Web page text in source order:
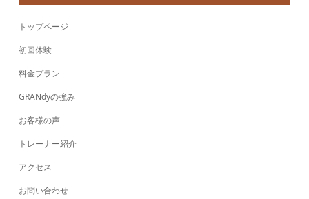
トップページ
初回体験
料金プラン
GRANdyの強み
お客様の声
トレーナー紹介
アクセス
お問い合わせ